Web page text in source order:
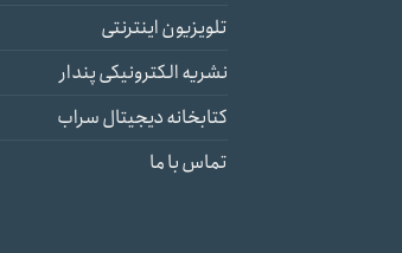
تلویزیون اینترنتی
نشریه الکترونیکی پندار
کتابخانه دیجیتال سراب
تماس با ما